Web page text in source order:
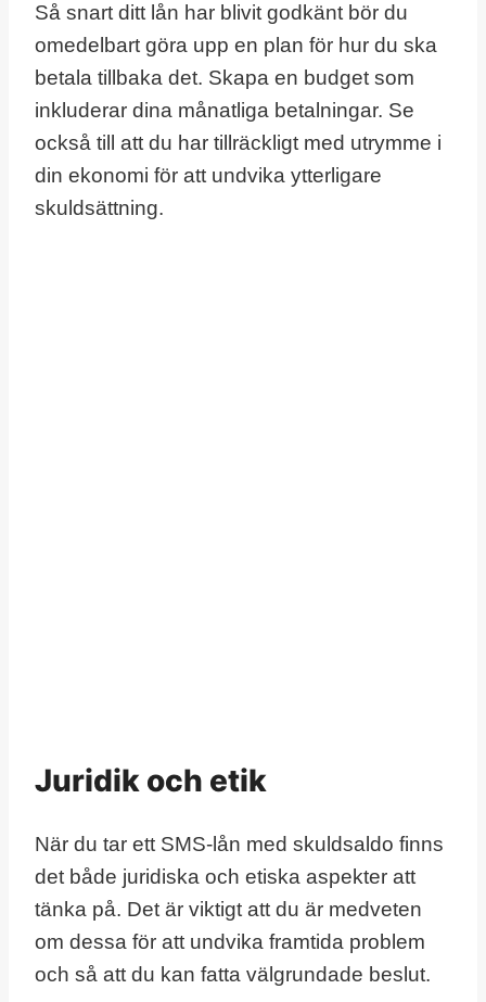
Så snart ditt lån har blivit godkänt bör du
omedelbart göra upp en plan för hur du ska
betala tillbaka det. Skapa en budget som
inkluderar dina månatliga betalningar. Se
också till att du har tillräckligt med utrymme i
din ekonomi för att undvika ytterligare
skuldsättning.
Juridik och etik
När du tar ett SMS-lån med skuldsaldo finns
det både juridiska och etiska aspekter att
tänka på. Det är viktigt att du är medveten
om dessa för att undvika framtida problem
och så att du kan fatta välgrundade beslut.